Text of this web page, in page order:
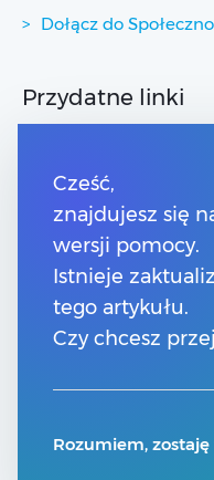
Dołącz do
Przydatne linki
Strony dla Partnerów
Pomoc Comarch
Pomoc Comarch e-
Pomoc Comarch HRM
Pomoc Optima w
Kontakt
Znajdź Partnera
Cześć,
znajdujesz się
wersji pomocy.
Istnieje
tego artykułu.
Czy chcesz
Rozumiem,